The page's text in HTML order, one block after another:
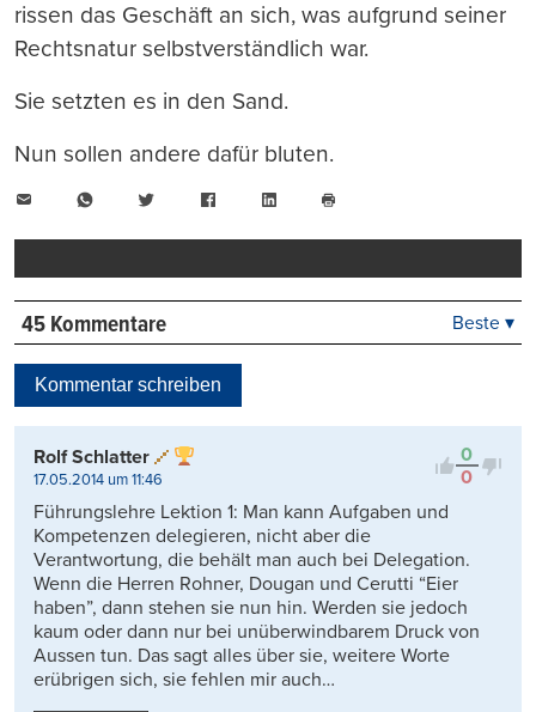
rissen das Geschäft an sich, was aufgrund seiner
Rechtsnatur selbstverständlich war.
Sie setzten es in den Sand.
Nun sollen andere dafür bluten.
WhatsAppTwitter FacebookLinkedIn
drucken
45 Kommentare
Kontrovers
Beste ▾
Kommentar schreiben
0
0
Rolf Schlatter
17.05.2014 um 11:46
Führungslehre Lektion 1: Man kann Aufgaben und
Kompetenzen delegieren, nicht aber die
Verantwortung, die behält man auch bei Delegation.
Wenn die Herren Rohner, Dougan und Cerutti “Eier
haben”, dann stehen sie nun hin. Werden sie jedoch
kaum oder dann nur bei unüberwindbarem Druck von
Aussen tun. Das sagt alles über sie, weitere Worte
erübrigen sich, sie fehlen mir auch…